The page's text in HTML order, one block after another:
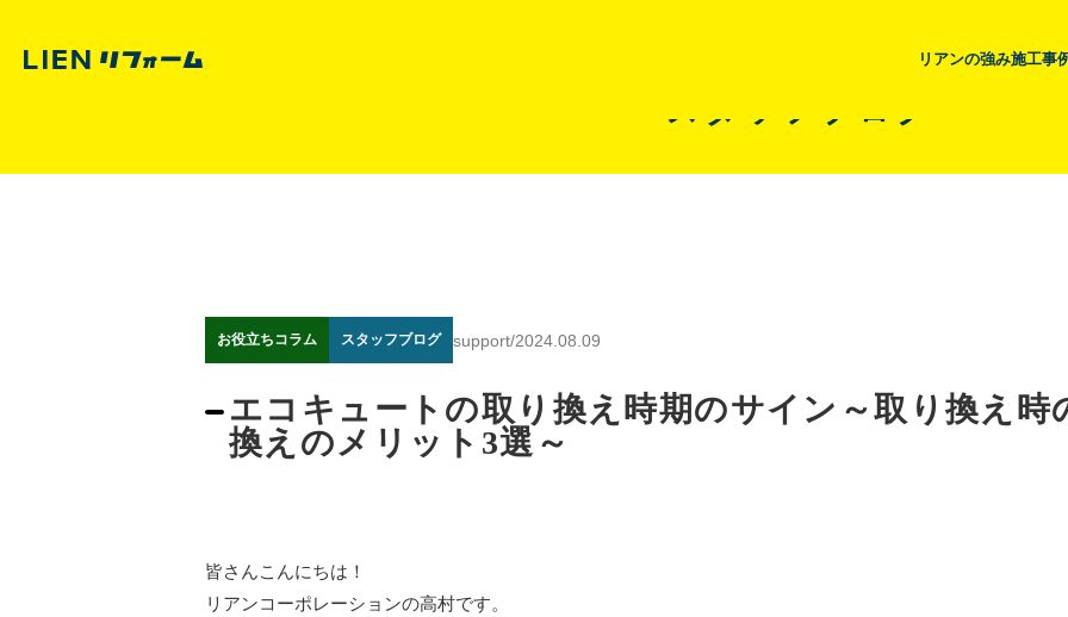
リアンの強み施工事
スタッフブログ
お役立ちコラム スタッフブログ support/2024.08.09
エコキュートの取り換え時期のサイン～取り換え時
換えのメリット3選～
皆さんこんにちは！
リアンコーポレーションの高村です。